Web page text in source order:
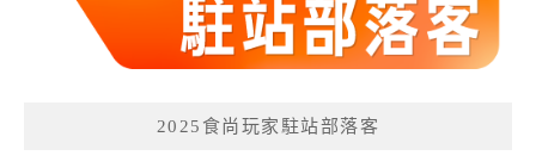
2025食尚玩家駐站部落客